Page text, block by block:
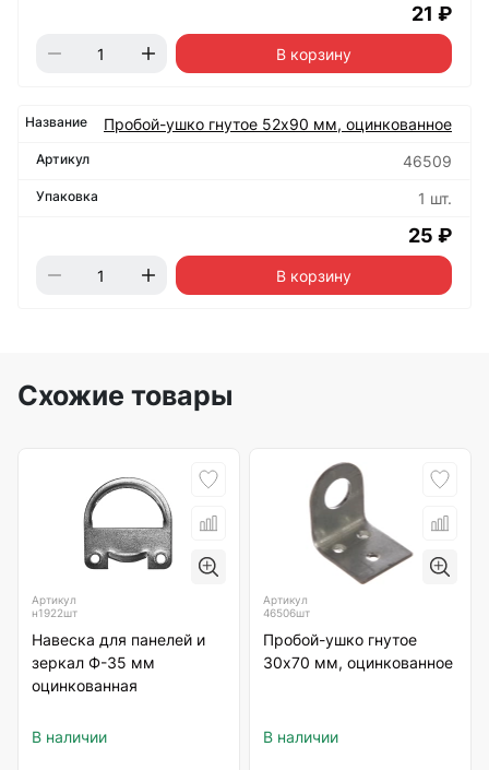
21 ₽
В корзину
Пробой-ушко гнутое 52х90 мм, оцинкованное
46509
1 шт.
25 ₽
В корзину
Схожие товары
Артикул
н1922шт
Навеска для панелей и
зеркал Ф-35 мм
оцинкованная
В наличии
Артикул
46506шт
Пробой-ушко гнутое
30х70 мм, оцинкованное
В наличии